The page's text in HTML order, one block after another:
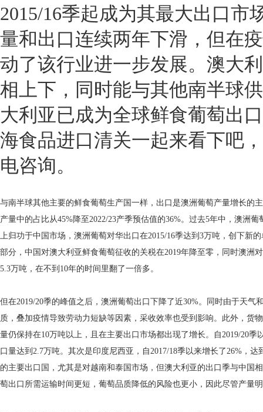
2015/16季起成为其最大出口市
量和出口连续两年下滑，但在
动了该行业进一步发展。澳大
相上下，同时能与其他南半球
大利亚已成为全球鲜食葡萄出
海食品进口清关一起来看下吧
电咨询。
与南半球其他主要的鲜食葡萄生产国一样，出口是澳洲葡萄产量增长的
产量中的占比从45%降至2022/23产季预估值的36%。过去5年中，澳洲
上归功于中国市场，澳洲葡萄对华出口在2015/16季达到3万吨，创下新
部分，中国对澳大利亚鲜食葡萄征收的关税在2019年降至零，同时澳洲
5.3万吨，在不到10年的时间里翻了一倍多。
但在2019/20季的峰值之后，澳洲葡萄出口下降了近30%。同时由于天
质，叠加疫情导致劳动力短缺等因素，采收效率也受到影响。此外，货
量仍保持在10万吨以上，且在主要出口市场都出现了增长。自2019/20
口量达到2.7万吨。其次是印度尼西亚，自2017/18季以来增长了26%，
的主要出口国，尤其是对越南和泰国市场，但澳大利亚的出口季与中国
萄出口所需运输时间更短，葡萄品质降低的风险也更小，因此尽管产量